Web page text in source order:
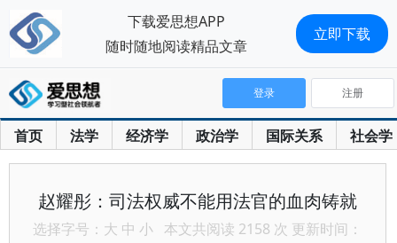
首页 法学 经济学 政治学 国际关系 社会学
登录 注册
赵耀彤：司法权威不能用法官的血肉铸就
选择字号： 大 中 小 本文共阅读 2158 次 更新时间：
下载爱思想APP
随时随地阅读精品文章
立即下载